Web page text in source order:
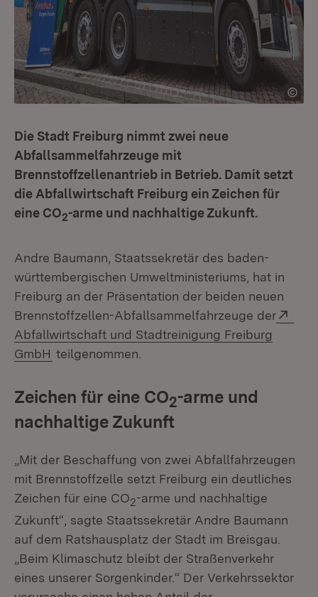
Die Stadt Freiburg nimmt zwei neue
Abfallsammelfahrzeuge mit
Brennstoffzellenantrieb in Betrieb. Damit setzt
die Abfallwirtschaft Freiburg ein Zeichen für
eine CO2-arme und nachhaltige Zukunft.
Andre Baumann, Staatssekretär des baden-
württembergischen Umweltministeriums, hat in
Freiburg an der Präsentation der beiden neuen
Brennstoffzellen-Abfallsammelfahrzeuge der
Abfallwirtschaft und Stadtreinigung Freiburg
GmbH (Öffnet in neuem Fenster)
teilgenommen.
Zeichen für eine CO2-arme und
nachhaltige Zukunft
„Mit der Beschaffung von zwei Abfallfahrzeugen
mit Brennstoffzelle setzt Freiburg ein deutliches
Zeichen für eine CO2-arme und nachhaltige
Zukunft“, sagte Staatssekretär Andre Baumann
auf dem Ratshausplatz der Stadt im Breisgau.
„Beim Klimaschutz bleibt der Straßenverkehr
eines unserer Sorgenkinder.“ Der Verkehrssektor